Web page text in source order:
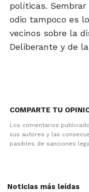
políticas.
odio tampoco es
vecinos sobre la
Deliberante y de
COMPARTE TU
Los comentarios
sus autores y las
pasibles de sanciones
Noticias más leídas